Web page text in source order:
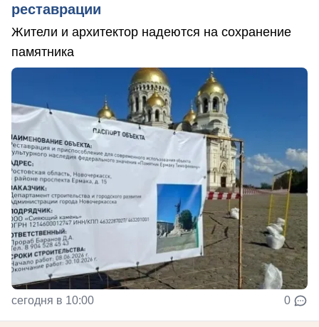
реставрации
Жители и архитектор надеются на сохранение
памятника
сегодня в 10:00 0